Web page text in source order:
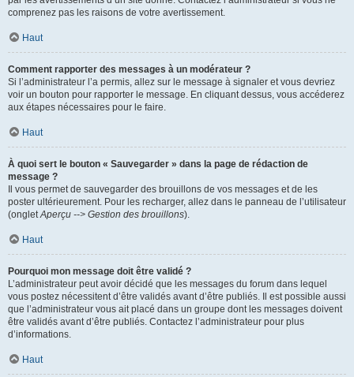
comprenez pas les raisons de votre avertissement.
Haut
Comment rapporter des messages à un modérateur ?
Si l’administrateur l’a permis, allez sur le message à signaler et vous devriez
voir un bouton pour rapporter le message. En cliquant dessus, vous accéderez
aux étapes nécessaires pour le faire.
Haut
À quoi sert le bouton « Sauvegarder » dans la page de rédaction de
message ?
Il vous permet de sauvegarder des brouillons de vos messages et de les
poster ultérieurement. Pour les recharger, allez dans le panneau de l’utilisateur
(ongletAperçu --> Gestion des brouillons).
Haut
Pourquoi mon message doit être validé ?
L’administrateur peut avoir décidé que les messages du forum dans lequel
vous postez nécessitent d’être validés avant d’être publiés. Il est possible aussi
que l’administrateur vous ait placé dans un groupe dont les messages doivent
être validés avant d’être publiés. Contactez l’administrateur pour plus
d’informations.
Haut